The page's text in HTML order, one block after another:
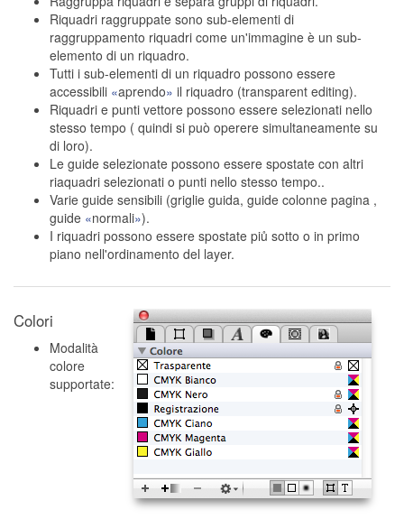
Riquadri raggruppate sono sub-elementi di
raggruppamento riquadri come un'immagine è un sub-
elemento di un riquadro.
Tutti i sub-elementi di un riquadro possono essere
accessibili aprendo
il riquadro (transparent editing).
Riquadri e punti vettore possono essere selezionati nello
stesso tempo ( quindi si può operere simultaneamente su
di loro).
Le guide selezionate possono essere spostate con altri
riaquadri selezionati o punti nello stesso tempo..
Varie guide sensibili (griglie guida, guide colonne pagina ,
guide
normali ).
I riquadri possono essere spostate piů sotto o in primo
piano nell'ordinamento del layer.
Colori
Modalità
colore
supportate: